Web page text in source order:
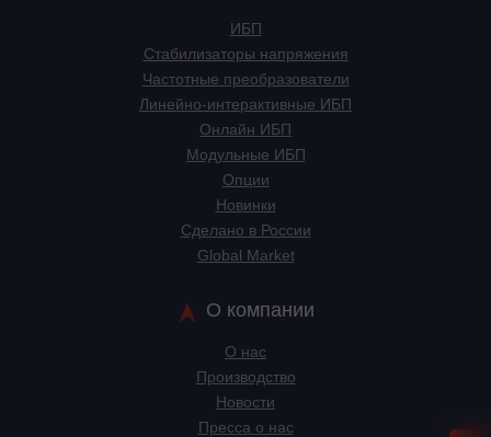
ИБП
Стабилизаторы напряжения
Частотные преобразователи
Линейно-интерактивные ИБП
Онлайн ИБП
Модульные ИБП
Опции
Новинки
Сделано в России
Global Market
О компании
О нас
Производство
Новости
Пресса о нас